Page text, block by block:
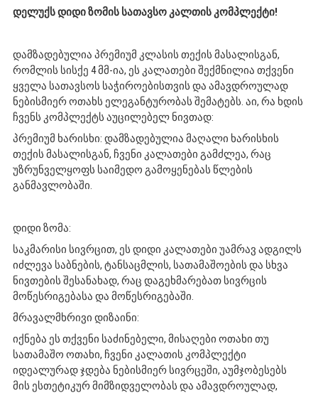
დელუქს დიდი ზომის სათავსო კალთის კომპლექტი!
დამზადებულია პრემიუმ კლასის თექის მასალისგან,
რომლის სისქე 4 მმ-ია, ეს კალათები შექმნილია თქვენი
ყველა სათავსოს საჭიროებისთვის და ამავდროულად
ნებისმიერ ოთახს ელეგანტურობას შემატებს. აი, რა ხდის
ჩვენს კომპლექტს აუცილებელ ნივთად:
პრემიუმ ხარისხი: დამზადებულია მაღალი ხარისხის
თექის მასალისგან, ჩვენი კალათები გამძლეა, რაც
უზრუნველყოფს საიმედო გამოყენებას წლების
განმავლობაში.
დიდი ზომა:
საკმარისი სივრცით, ეს დიდი კალათები უამრავ ადგილს
იძლევა საბნების, ტანსაცმლის, სათამაშოების და სხვა
ნივთების შესანახად, რაც დაგეხმარებათ სივრცის
მოწესრიგებასა და მოწესრიგებაში.
მრავალმხრივი დიზაინი:
იქნება ეს თქვენი საძინებელი, მისაღები ოთახი თუ
სათამაშო ოთახი, ჩვენი კალათის კომპლექტი
იდეალურად ჯდება ნებისმიერ სივრცეში, აუმჯობესებს
მის ესთეტიკურ მიმზიდველობას და ამავდროულად,